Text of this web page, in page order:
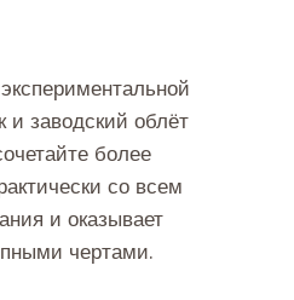
заводский облёт
более
со всем
и оказывает
чертами.